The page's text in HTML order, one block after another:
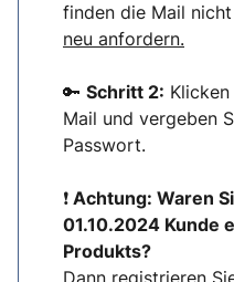
finden die Mail
neu anfordern.
🔑 Schritt 2:
Mail und vergeben
Passwort.
❗ Achtung: Waren
01.10.2024 Kunde
Produkts?
Dann registrieren